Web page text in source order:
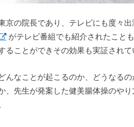
京の院長であり、テレビにも度々
がテレビ番組でも紹介されたこと
ることができその効果も実証されて
んなことが起こるのか、どうなる
、先生が発案した健美腸体操のやり